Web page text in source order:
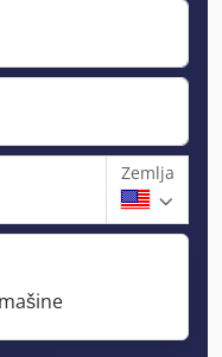
Zemlja